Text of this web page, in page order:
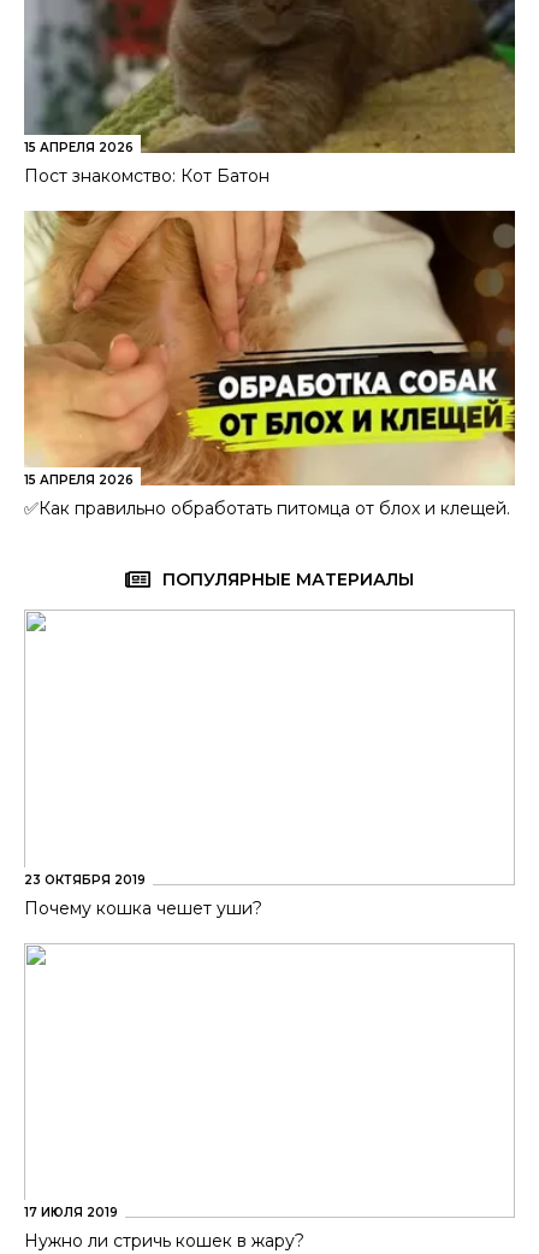
15 АПРЕЛЯ 2026
Пост знакомство: Кот Батон
15 АПРЕЛЯ 2026
✅Как правильно обработать питомца от блох и клещей.
ПОПУЛЯРНЫЕ МАТЕРИАЛЫ
23 ОКТЯБРЯ 2019
Почему кошка чешет уши?
17 ИЮЛЯ 2019
Нужно ли стричь кошек в жару?